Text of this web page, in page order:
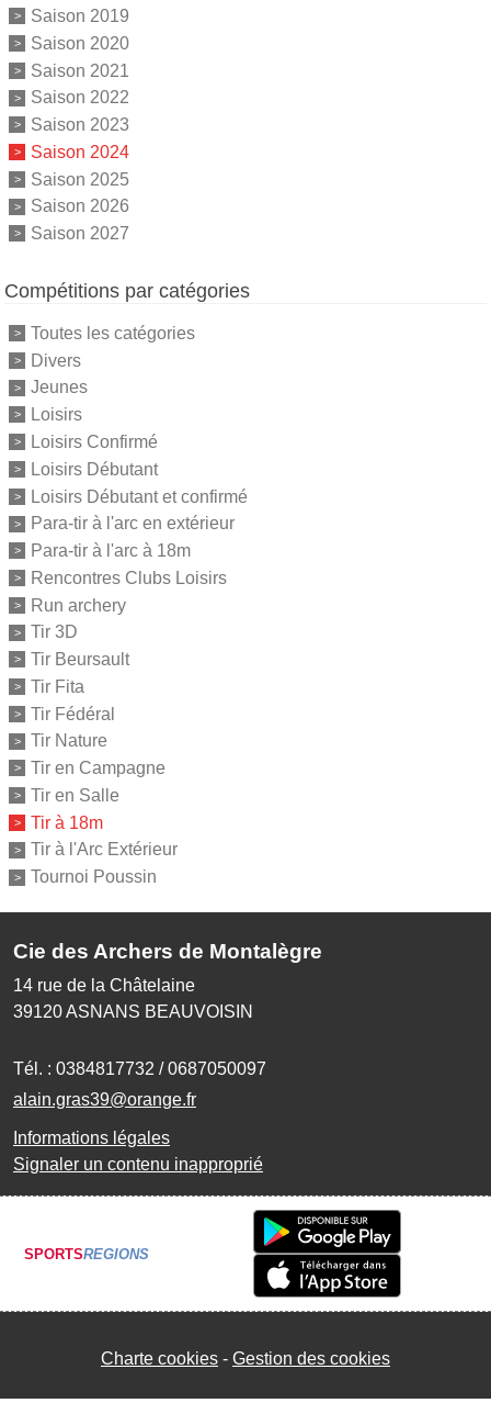
Saison 2019
Saison 2020
Saison 2021
Saison 2022
Saison 2023
Saison 2024
Saison 2025
Saison 2026
Saison 2027
Compétitions par catégories
Toutes les catégories
Divers
Jeunes
Loisirs
Loisirs Confirmé
Loisirs Débutant
Loisirs Débutant et confirmé
Para-tir à l'arc en extérieur
Para-tir à l'arc à 18m
Rencontres Clubs Loisirs
Run archery
Tir 3D
Tir Beursault
Tir Fita
Tir Fédéral
Tir Nature
Tir en Campagne
Tir en Salle
Tir à 18m
Tir à l'Arc Extérieur
Tournoi Poussin
Cie des Archers de Montalègre
14 rue de la Châtelaine
39120ASNANS BEAUVOISIN
Tél. : 0384817732 / 0687050097
alain.gras39@orange.fr
Informations légales
Signaler un contenu inapproprié
SPORTSREGIONS
Charte cookies Gestion des cookies